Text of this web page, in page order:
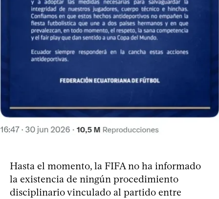
Hasta el momento, la FIFA no ha informado
la existencia de ningún procedimiento
disciplinario vinculado al partido entre